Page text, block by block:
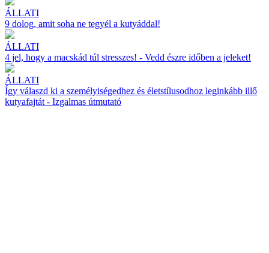
ÁLLATI
9 dolog, amit soha ne tegyél a kutyáddal!
ÁLLATI
4 jel, hogy a macskád túl stresszes! - Vedd észre időben a jeleket!
ÁLLATI
Így válaszd ki a személyiségedhez és életstílusodhoz leginkább illő
kutyafajtát - Izgalmas útmutató